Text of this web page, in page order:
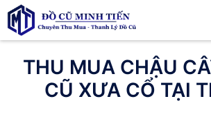
THU MUA CHẬU
CŨ XƯA CỔ TẠI